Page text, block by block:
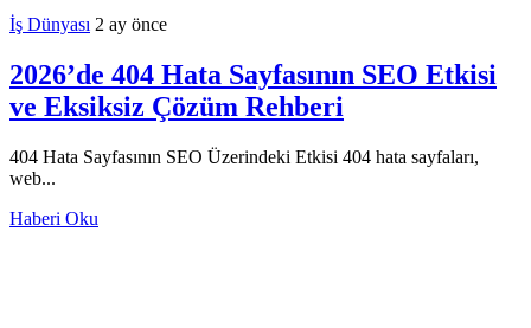
İş Dünyası 2 ay önce
2026’de 404 Hata Sayfasının SEO Etkisi
ve Eksiksiz Çözüm Rehberi
404 Hata Sayfasının SEO Üzerindeki Etkisi 404 hata sayfaları,
web...
Haberi Oku